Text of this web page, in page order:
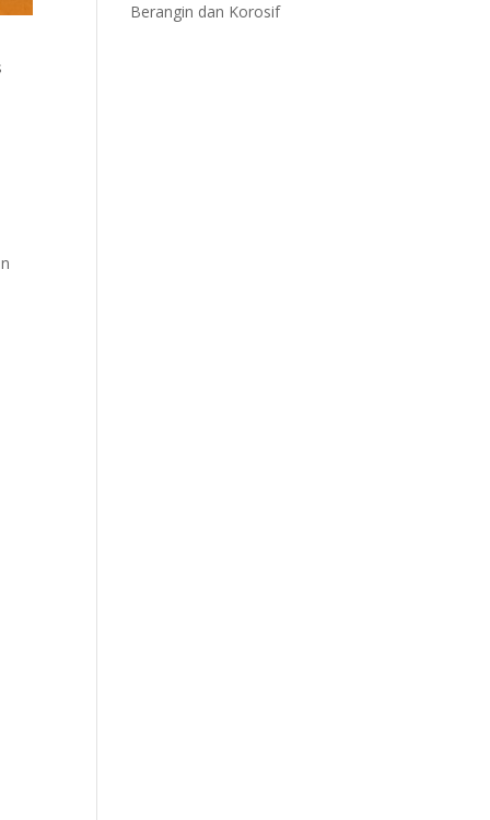
Berangin dan Korosif